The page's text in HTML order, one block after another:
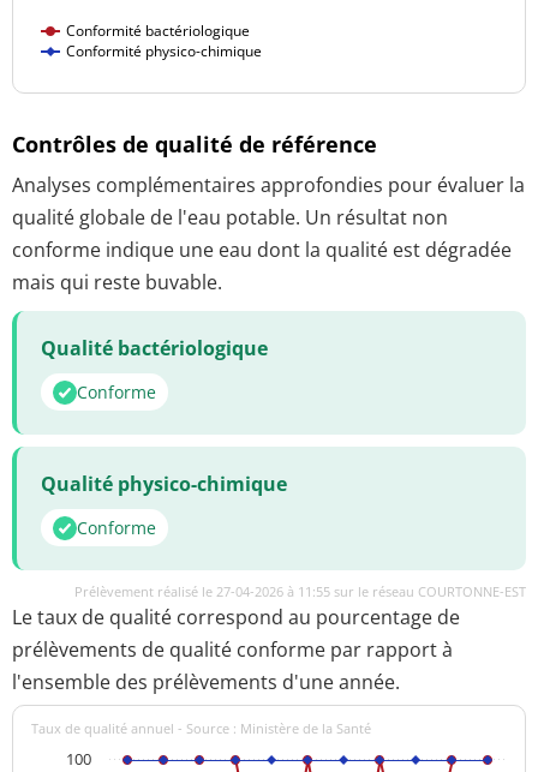
Conformité bactériologique
Conformité physico-chimique
Contrôles de qualité de référence
Analyses complémentaires approfondies pour évaluer la
qualité globale de l'eau potable. Un résultat non
conforme indique une eau dont la qualité est dégradée
mais qui reste buvable.
Qualité bactériologique
Conforme
Qualité physico-chimique
Conforme
Prélèvement réalisé le 27-04-2026 à 11:55 sur le réseau COURTONNE-EST
Le taux de qualité correspond au pourcentage de
prélèvements de qualité conforme par rapport à
l'ensemble des prélèvements d'une année.
Taux de qualité annuel - Source : Ministère de la Santé
100